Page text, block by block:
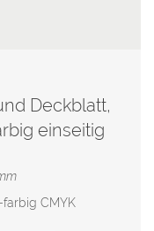
Deckblatt,
einseitig
CMYK